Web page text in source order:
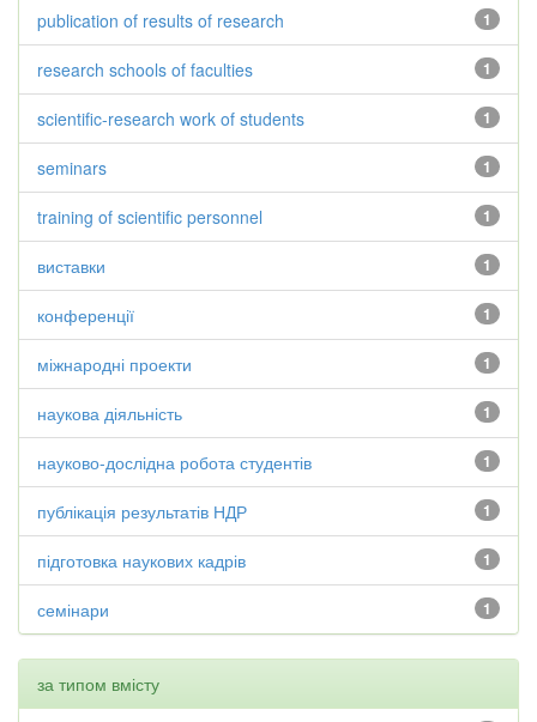
1
publication of results of research
1
research schools of faculties
1
scientific-research work of students
1
seminars
1
training of scientific personnel
1
виставки
1
конференції
1
міжнародні проекти
1
наукова діяльність
1
науково-дослідна робота студентів
1
публікація результатів НДР
1
підготовка наукових кадрів
1
семінари
за типом вмісту